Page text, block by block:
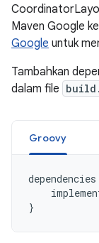
Maven Google
Google untuk
Tambahkan
dalam file
Groovy
dependencies
}